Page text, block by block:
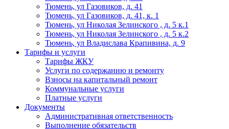
Тюмень, ул Газовиков, д. 41
Тюмень, ул Газовиков, д. 41, к. 1
Тюмень, ул Николая Зелинского , д. 5 к.1
Тюмень, ул Николая Зелинского , д. 5 к.2
Тюмень, ул Владислава Крапивина, д. 9
Тарифы и услуги
Тарифы ЖКУ
Услуги по содержанию и ремонту
Взносы на капитальный ремонт
Коммунальные услуги
Платные услуги
Документы
Административная ответственность
Выполнение обязательств